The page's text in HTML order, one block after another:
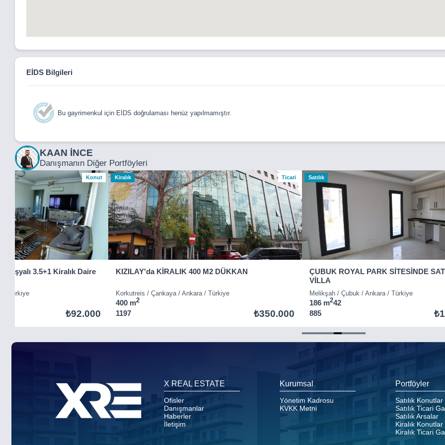
EİDS Bilgileri
Bu gayrimenkul için EİDS doğrulaması henüz yapılmamıştır.
KAAN İNCE
Danışmanın Diğer Portföyleri
Konut
Eşyalı 3.5+1 Kiralık Daire
/ Türkiye
₺92.000
Kiralık Ticari
KIZILAY'da KİRALIK 400 M2 DÜKKAN
Korkutreis / Çankaya / Ankara / Türkiye
400 m2
1197 ₺350.000
Satılık
ÇUBUK ROYAL PARK SİTESİNDE
VİLLA
Melikşah / Çubuk / Ankara / Türkiye
186 m242
885
X REAL ESTATE
Ofisler
Danışmanlar
Haberler
İletişim
Kurumsal
Yönetim Kadrosu
KVKK Metni
Portföyler
Satılık Konutlar
Satılık Ticari
Satılık Arsalar
Kiralık Konutlar
Kiralık Ticari